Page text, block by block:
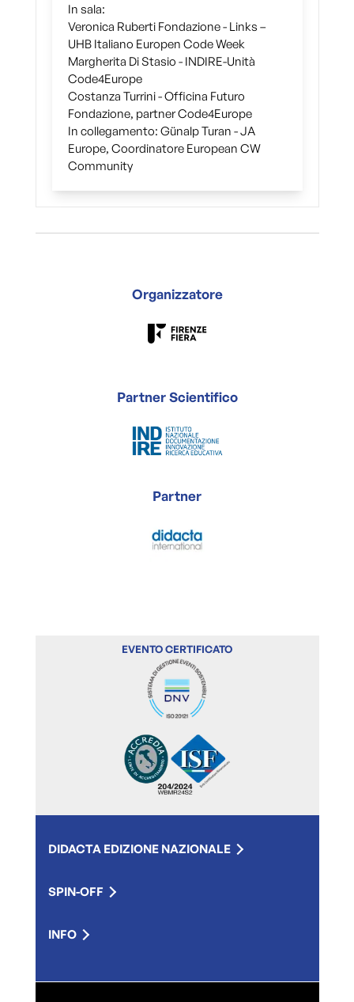
In sala:
Veronica Ruberti Fondazione - Links –
UHB Italiano Europen Code Week
Margherita Di Stasio - INDIRE-Unità
Code4Europe
Costanza Turrini - Officina Futuro
Fondazione, partner Code4Europe
In collegamento: Günalp Turan - JA
Europe, Coordinatore European CW
Community
Organizzatore
Partner Scientifico
Partner
EVENTO CERTIFICATO
DIDACTA EDIZIONE NAZIONALE
SPIN-OFF
INFO